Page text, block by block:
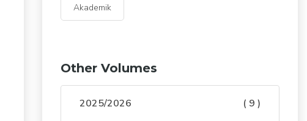
Akademik
Other Volumes
2025/2026 ( 9 )